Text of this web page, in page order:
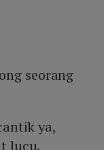
seorang
ya,
lucu.